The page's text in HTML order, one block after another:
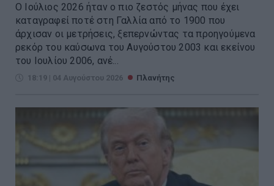
Ο Ιούλιος 2026 ήταν ο πιο ζεστός μήνας που έχει
καταγραφεί ποτέ στη Γαλλία από το 1900 που
άρχισαν οι μετρήσεις, ξεπερνώντας τα προηγούμενα
ρεκόρ του καύσωνα του Αυγούστου 2003 και εκείνου
του Ιουλίου 2006, ανέ...
18:19 | 04 Αυγούστου 2026 Πλανήτης